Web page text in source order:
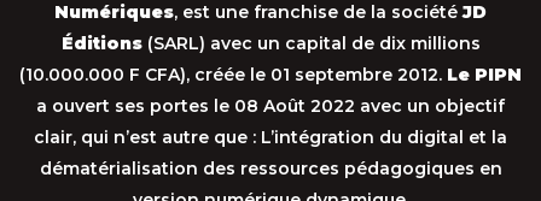
Numériques, est une franchise de la sociétéJD
Éditions(SARL) avec un capital de dix millions
(10.000.000 F CFA), créée le 01 septembre 2012. Le PIPN
a ouvert ses portes le 08 Août 2022 avec un objectif
clair, qui n’est autre que : L’intégration du digital et la
dématérialisation des ressources pédagogiques en